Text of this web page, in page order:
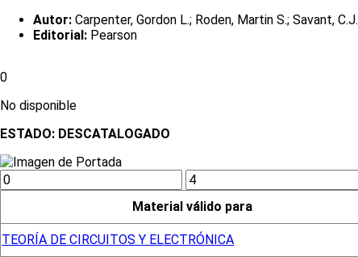
Autor: Carpenter, Gordon L.; Roden, Martin S.; Savant, C.J.
Editorial: Pearson
0
No disponible
ESTADO: DESCATALOGADO
Material válido para
TEORÍA DE CIRCUITOS Y ELECTRÓNICA